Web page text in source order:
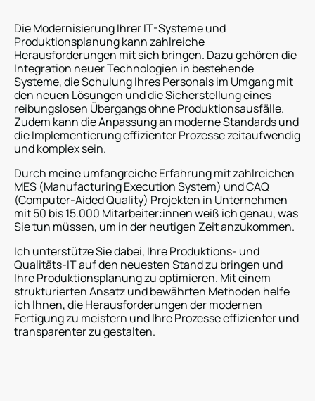
Die Modernisierung Ihrer IT-Systeme und
Produktionsplanung kann zahlreiche
Herausforderungen mit sich bringen. Dazu gehören die
Integration neuer Technologien in bestehende
Systeme, die Schulung Ihres Personals im Umgang mit
den neuen Lösungen und die Sicherstellung eines
reibungslosen Übergangs ohne Produktionsausfälle.
Zudem kann die Anpassung an moderne Standards und
die Implementierung effizienter Prozesse zeitaufwendig
und komplex sein.
Durch meine umfangreiche Erfahrung mit zahlreichen
MES (Manufacturing Execution System) und CAQ
(Computer-Aided Quality) Projekten in Unternehmen
mit 50 bis 15.000 Mitarbeiter:innen weiß ich genau, was
Sie tun müssen, um in der heutigen Zeit anzukommen.
Ich unterstütze Sie dabei, Ihre Produktions- und
Qualitäts-IT auf den neuesten Stand zu bringen und
Ihre Produktionsplanung zu optimieren. Mit einem
strukturierten Ansatz und bewährten Methoden helfe
ich Ihnen, die Herausforderungen der modernen
Fertigung zu meistern und Ihre Prozesse effizienter und
transparenter zu gestalten.